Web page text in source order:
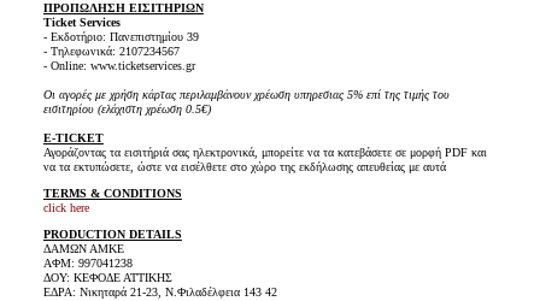
ΠΡΟΠΩΛΗΣΗ ΕΙΣΙΤΗΡΙΩΝ
Ticket Services
- Εκδοτήριο: Πανεπιστημίου 39
- Τηλεφωνικά: 2107234567
- Online: www.ticketservices.gr
Οι αγορές με χρήση κάρτας περιλαμβάνουν χρέωση υπηρεσιας 5% επί της τιμής του
εισιτηρίου (ελάχιστη χρέωση 0.5€)
E-TICKET
Αγοράζοντας τα εισιτήριά σας ηλεκτρονικά, μπορείτε να τα κατεβάσετε σε μορφή PDF και
να τα εκτυπώσετε, ώστε να εισέλθετε στο χώρο της εκδήλωσης απευθείας με αυτά
TERMS & CONDITIONS
click here
PRODUCTION DETAILS
ΔΑΜΩΝ ΑΜΚΕ
ΑΦΜ: 997041238
ΔΟΥ: ΚΕΦΟΔΕ ΑΤΤΙΚΗΣ
ΕΔΡΑ: Νικηταρά 21-23, Ν.Φιλαδέλφεια 143 42